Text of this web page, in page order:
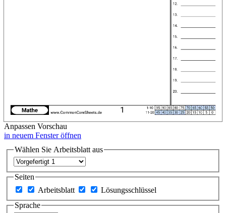
Anpassen Vorschau
in neuem Fenster öffnen
Wählen Sie Arbeitsblatt aus
Seiten
Arbeitsblatt
Lösungsschlüssel
Sprache